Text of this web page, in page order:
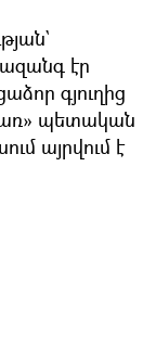
էր
գյուղից
պետական
այրվում է